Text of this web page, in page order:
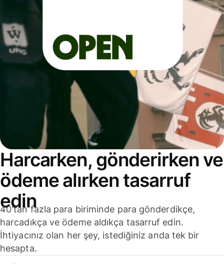
Harcarken, gönderirken ve
ödeme alırken tasarruf
edin
40'tan fazla para biriminde para gönderdikçe,
harcadıkça ve ödeme aldıkça tasarruf edin.
İhtiyacınız olan her şey, istediğiniz anda tek bir
hesapta.